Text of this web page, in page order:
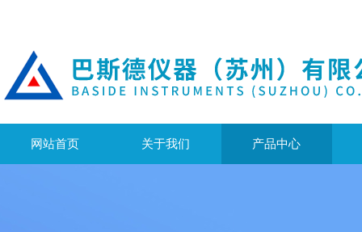
网站首页 关于我们 产品中心